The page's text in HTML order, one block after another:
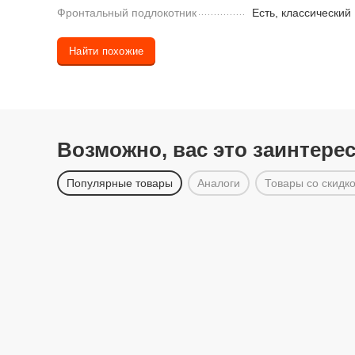
Фронтальный подлокотник
Есть, классический
Найти похожие
Возможно, вас это
Популярные товары Аналоги Товары со